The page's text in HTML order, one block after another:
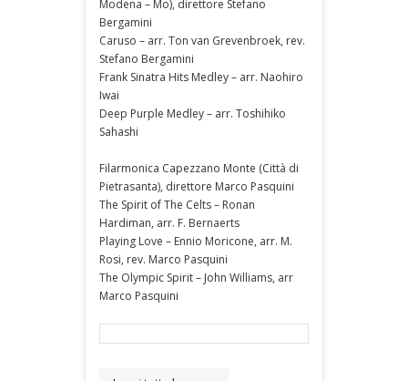
Modena – Mo), direttore Stefano
Bergamini
Caruso – arr. Ton van Grevenbroek, rev.
Stefano Bergamini
Frank Sinatra Hits Medley – arr. Naohiro
Iwai
Deep Purple Medley – arr. Toshihiko
Sahashi
Filarmonica Capezzano Monte (Città di
Pietrasanta), direttore Marco Pasquini
The Spirit of The Celts – Ronan
Hardiman, arr. F. Bernaerts
Playing Love – Ennio Moricone, arr. M.
Rosi, rev. Marco Pasquini
The Olympic Spirit – John Williams, arr
Marco Pasquini